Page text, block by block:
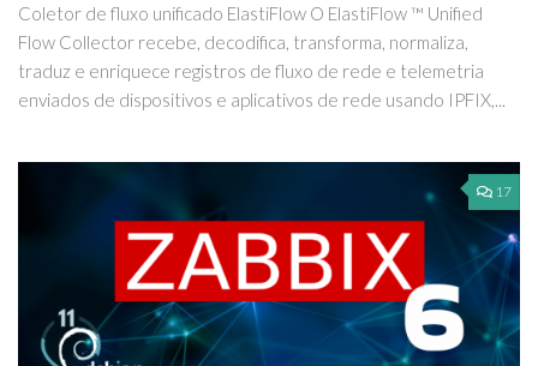
Coletor de fluxo unificado ElastiFlow O ElastiFlow ™ Unified
Flow Collector recebe, decodifica, transforma, normaliza,
traduz e enriquece registros de fluxo de rede e telemetria
enviados de dispositivos e aplicativos de rede usando IPFIX,...
17